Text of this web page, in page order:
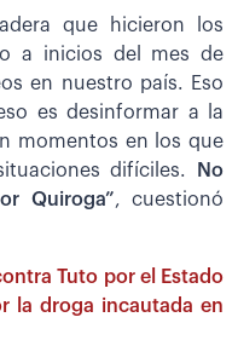
que hicieron los
a inicios del mes de
en nuestro país. Eso
es desinformar a la
momentos en los que
difíciles.
No
Quiroga”, cuestionó
Tuto por el Estado
la droga incautada en